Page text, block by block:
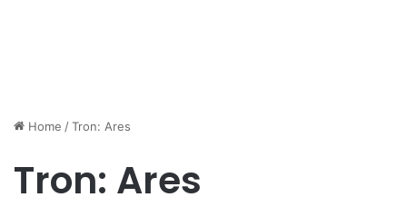
Home /Tron: Ares
Tron: Ares